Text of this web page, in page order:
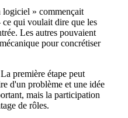
logiciel » commençait
qui voulait dire que les
Les autres pouvaient
pour concrétiser
première étape peut
d'un problème et une idée
mais la participation
de rôles.